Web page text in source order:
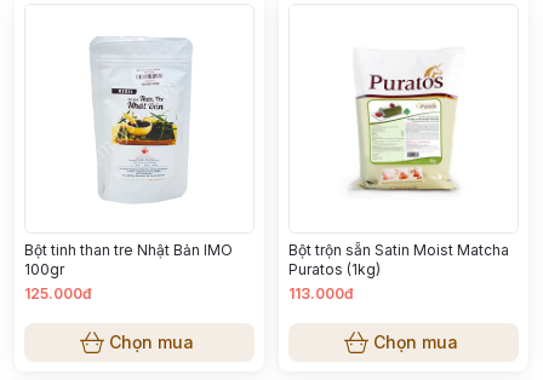
Bột tinh than tre Nhật Bản IMO
100gr
125.000đ
Chọn mua
Bột trộn sẵn Satin Moist Matcha
Puratos (1kg)
113.000đ
Chọn mua